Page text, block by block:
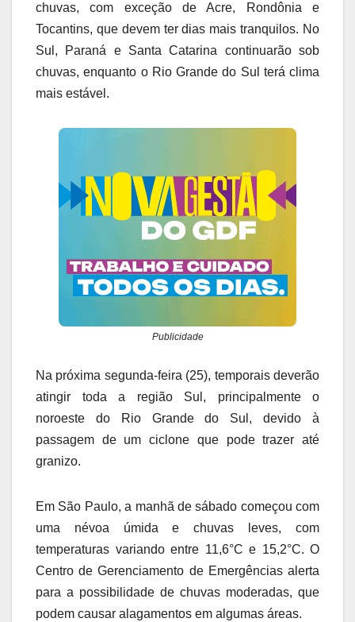
chuvas, com exceção de Acre, Rondônia e
Tocantins, que devem ter dias mais tranquilos. No
Sul, Paraná e Santa Catarina continuarão sob
chuvas, enquanto o Rio Grande do Sul terá clima
mais estável.
Publicidade
Na próxima segunda-feira (25), temporais deverão
atingir toda a região Sul, principalmente o
noroeste do Rio Grande do Sul, devido à
passagem de um ciclone que pode trazer até
granizo.
Em São Paulo, a manhã de sábado começou com
uma névoa úmida e chuvas leves, com
temperaturas variando entre 11,6°C e 15,2°C. O
Centro de Gerenciamento de Emergências alerta
para a possibilidade de chuvas moderadas, que
podem causar alagamentos em algumas áreas.